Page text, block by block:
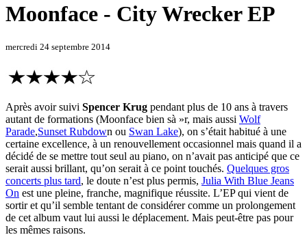
Moonface - City Wrecker EP
mercredi 24 septembre 2014
Après avoir suivi Spencer Krug pendant plus de 10 ans à travers
autant de formations (Moonface bien sà »r, mais aussi Wolf
Parade,Sunset Rubdown ou Swan Lake), on s’était habitué à une
certaine excellence, à un renouvellement occasionnel mais quand il a
décidé de se mettre tout seul au piano, on n’avait pas anticipé que ce
serait aussi brillant, qu’on serait à ce point touchés. Quelques gros
concerts plus tard, le doute n’est plus permis, Julia With Blue Jeans
On est une pleine, franche, magnifique réussite. L’EP qui vient de
sortir et qu’il semble tentant de considérer comme un prolongement
de cet album vaut lui aussi le déplacement. Mais peut-être pas pour
les mêmes raisons.